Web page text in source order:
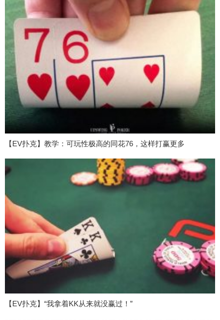
【EV扑克】教学：可玩性极高的同花76，这样打赢更多
【EV扑克】“我拿着KK从来就没赢过！”